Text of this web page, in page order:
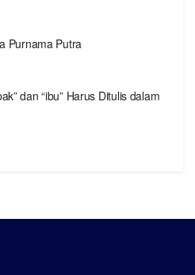
Purnama Putra
dan “ibu” Harus Ditulis dalam